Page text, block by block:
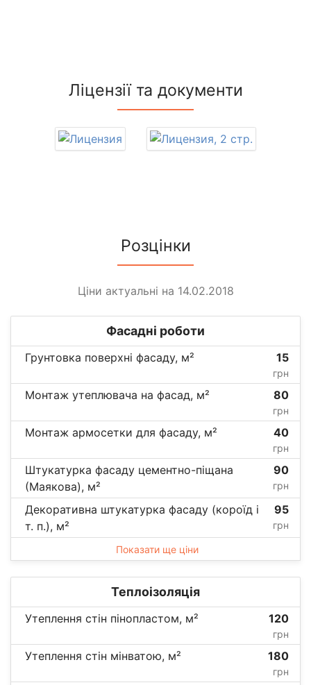
Ліцензії та документи
Розцінки
Ціни актуальні на 14.02.2018
Фасадні роботи
Грунтовка поверхні фасаду, м² 15
грн
Монтаж утеплювача на фасад, м² 80
грн
Монтаж армосетки для фасаду, м² 40
грн
Штукатурка фасаду цементно-піщана
(Маякова), м²
90
грн
Декоративна штукатурка фасаду (короїд і
т. п.), м²
95
грн
Показати ще ціни
Теплоізоляція
Утеплення стін пінопластом, м² 120
грн
Утеплення стін мінватою, м² 180
грн